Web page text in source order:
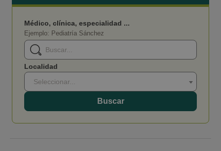
Médico, clínica, especialidad ...
Ejemplo: Pediatría Sánchez
Localidad
Seleccionar...
Buscar